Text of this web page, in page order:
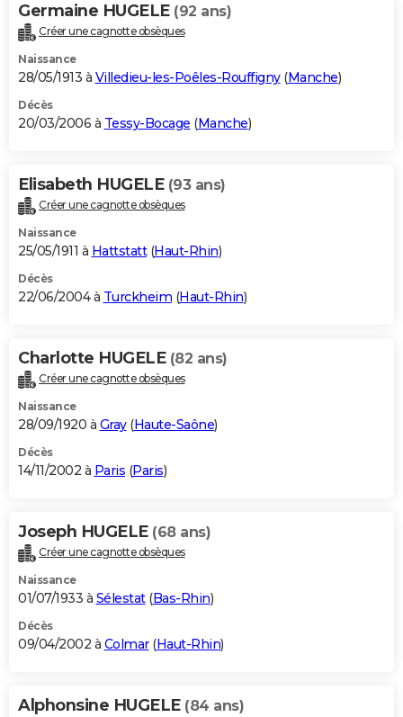
Germaine HUGELE (92 ans)
Créer une cagnotte obsèques
Naissance
28/05/1913 à Villedieu-les-Poêles-Rouffigny(Manche)
Décès
20/03/2006 à Tessy-Bocage (Manche)
Elisabeth HUGELE (93 ans)
Créer une cagnotte obsèques
Naissance
25/05/1911 à Hattstatt(Haut-Rhin)
Décès
22/06/2004 à Turckheim (Haut-Rhin)
Charlotte HUGELE (82 ans)
Créer une cagnotte obsèques
Naissance
28/09/1920 à Gray(Haute-Saône)
Décès
14/11/2002 à Paris (Paris)
Joseph HUGELE (68 ans)
Créer une cagnotte obsèques
Naissance
01/07/1933 à Sélestat(Bas-Rhin)
Décès
09/04/2002 à Colmar(Haut-Rhin)
Alphonsine HUGELE (84 ans)